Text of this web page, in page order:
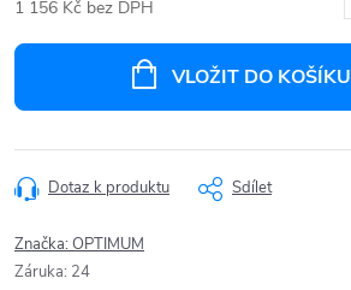
1 156 Kč bez DPH
VLOŽIT DO KOŠÍKU
Dotaz k produktu Sdílet
Značka:OPTIMUM
Záruka: 24